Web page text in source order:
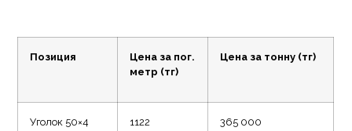
Позиция
Цена за пог.
метр (тг)
Цена за тонну (тг)
Уголок 50×4 1122 365 000